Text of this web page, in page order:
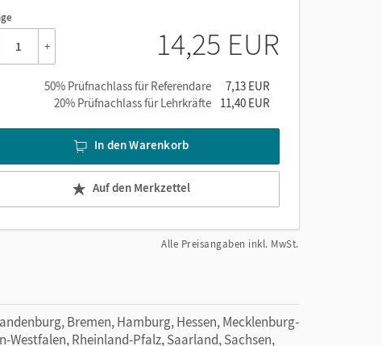
+ 14,25 EUR
50% Prüfnachlass für Referendare
7,13 EUR
20% Prüfnachlass für Lehrkräfte
11,40 EUR
In den Warenkorb
Auf den Merkzettel
Alle Preisangaben inkl. MwSt.
Bremen, Hamburg, Hessen, Mecklenburg-
Rheinland-Pfalz, Saarland, Sachsen,